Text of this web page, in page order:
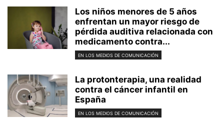
Los niños menores de 5 años
enfrentan un mayor riesgo de
pérdida auditiva relacionada con
medicamento contra...
EN LOS MEDIOS DE COMUNICACIÓN
La protonterapia, una realidad
contra el cáncer infantil en
España
EN LOS MEDIOS DE COMUNICACIÓN